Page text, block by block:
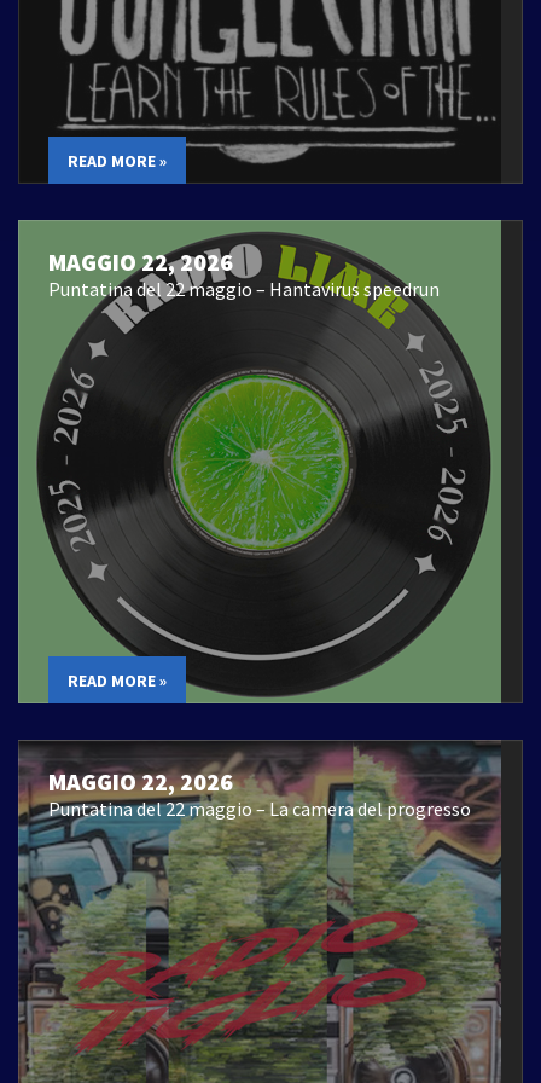
READ MORE »
MAGGIO 22, 2026
Puntatina del 22 maggio – Hantavirus speedrun
READ MORE »
MAGGIO 22, 2026
Puntatina del 22 maggio – La camera del progresso